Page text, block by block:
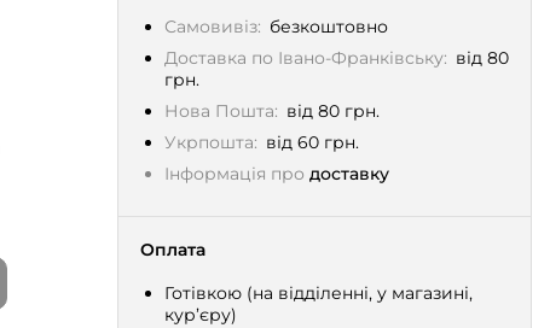
Самовивіз: безкоштовно
Доставка по Івано-Франківську: від 80
грн.
Нова Пошта: від 80 грн.
Укрпошта: від 60 грн.
Інформація про доставку
Оплата
Готівкою (на відділенні, у магазині,
кур’єру)